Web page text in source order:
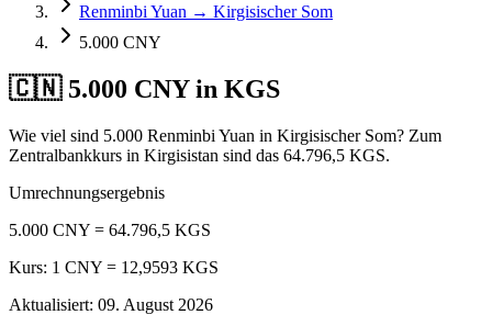
Renminbi Yuan → Kirgisischer Som
5.000 CNY
🇨🇳 5.000 CNY in KGS
Wie viel sind 5.000 Renminbi Yuan in Kirgisischer Som? Zum
Zentralbankkurs in Kirgisistan sind das 64.796,5 KGS.
Umrechnungsergebnis
5.000 CNY = 64.796,5 KGS
Kurs: 1 CNY = 12,9593 KGS
Aktualisiert: 09. August 2026